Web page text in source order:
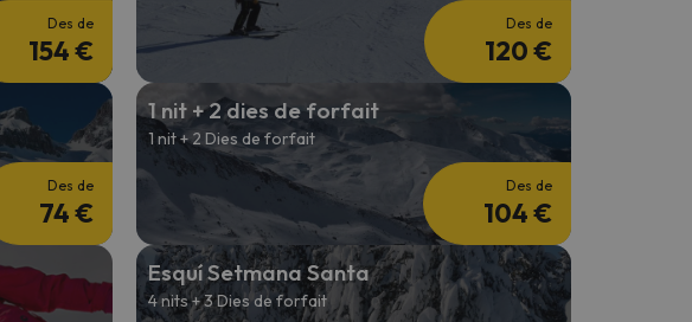
Des de
154 €
Des de
120 €
Des de
74 €
1 nit + 2 dies de forfait
1 nit + 2 Dies de forfait
Des de
104 €
Esquí Setmana Santa
4 nits + 3 Dies de forfait